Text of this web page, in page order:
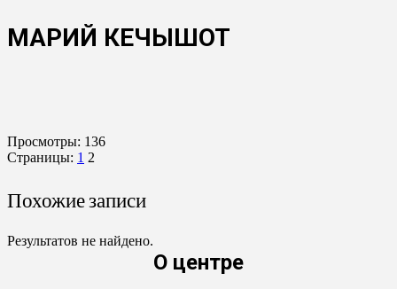
МАРИЙ КЕЧЫШОТ
Просмотры: 136
Страницы: 1 2
Похожие записи
Результатов не найдено.
О центре